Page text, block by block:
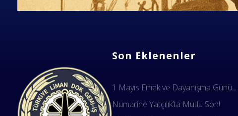
Son Eklenenler
1 Mayıs Emek ve Dayanışma Günü...
Numarine Yatçılık’ta Mutlu Son!